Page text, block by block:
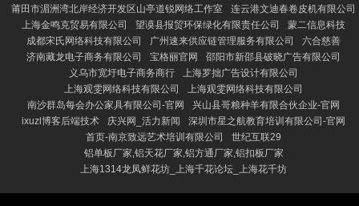
莆田市湄洲湾北岸经济开发区山亭道锐网络工作室
连云港文迪春卷皮机有限公司
上海金鸣克贸易有限公司
望谟县报贸环保绿化有限责任公司
蒙二信息科技
成都宋氏网络科技有限公司
广州速来供应链管理服务有限公司
六合慈善
济南藏龙电子商务有限公司
宝格丽官网
邵阳市新邵县破晓广告有限公司
义乌市宽圩电子商务商行
上海罗拙广告设计有限公司
上海观雯网络科技有限公司
上海观雯网络科技有限公司
南沙群岛每会办公家具有限公司-官网
兴山县哥粮种羊有限合伙企业-官网
ixuzl博客后端技术
庆兴网_活力新闻
深圳市星之航教育培训有限公司-官网
首页-南京致远艺术培训有限公司
世纪互联29
铝单板厂家,铝天花厂家,铝方通厂家,铝扣板厂家
上海1314龙凤鲜花坊_上海千花论坛_上海花千坊